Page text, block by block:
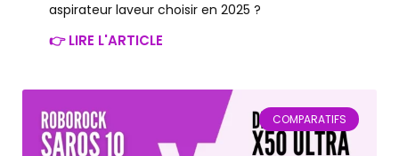
aspirateur laveur choisir en 2025 ?
👉 LIRE L'ARTICLE
COMPARATIFS